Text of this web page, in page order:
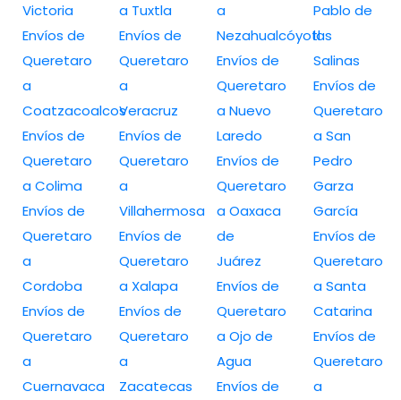
Victoria
Envíos de
Queretaro
a
Coatzacoalcos
Envíos de
Queretaro
a Colima
Envíos de
Queretaro
a
Cordoba
Envíos de
Queretaro
a
Cuernavaca
a Tuxtla
Envíos de
Queretaro
a
Veracruz
Envíos de
Queretaro
a
Villahermosa
Envíos de
Queretaro
a Xalapa
Envíos de
Queretaro
a
Zacatecas
a
Nezahualcóyotl
Envíos de
Queretaro
a Nuevo
Laredo
Envíos de
Queretaro
a Oaxaca
de
Juárez
Envíos de
Queretaro
a Ojo de
Agua
Envíos de
Pablo de
las
Salinas
Envíos de
Queretaro
a San
Pedro
Garza
García
Envíos de
Queretaro
a Santa
Catarina
Envíos de
Queretaro
a